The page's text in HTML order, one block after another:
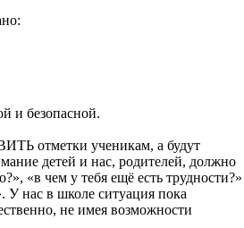
и безопасной.
отметки ученикам, а будут
детей и нас, родителей, должно
«в чем у тебя ещё есть трудности?»
У нас в школе ситуация пока
не имея возможности